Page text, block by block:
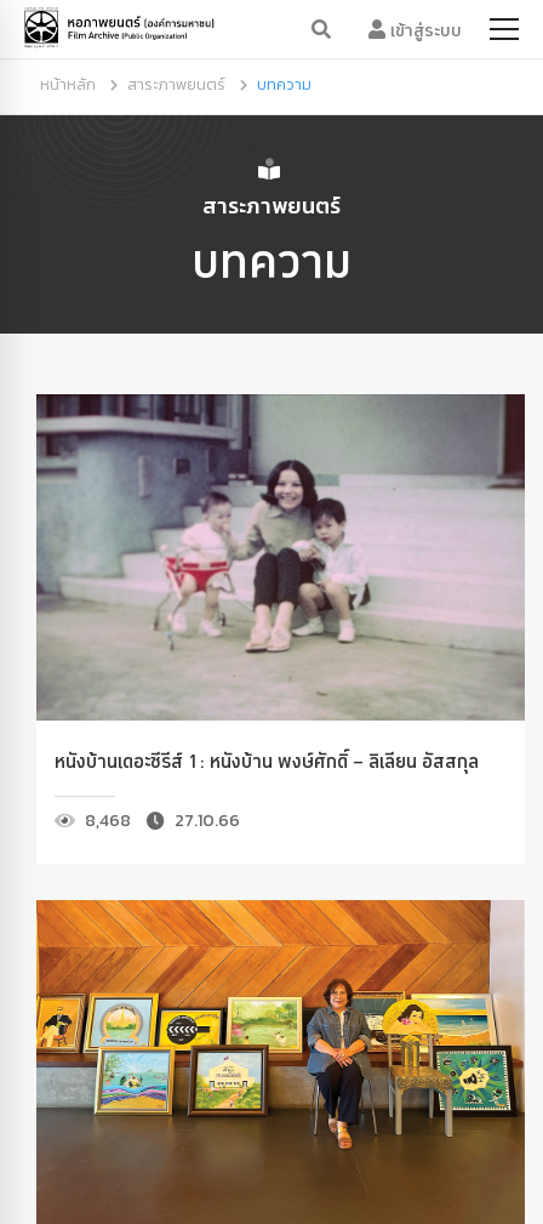
เข้าสู่ระบบ
หน้าหลัก สาระภาพยนตร์ บทความ
สาระภาพยนตร์
บทความ
หนังบ้านเดอะซีรีส์ 1: หนังบ้าน พงษ์ศักดิ์ – ลิเลียน อัสสกุล
8,468 27.10.66